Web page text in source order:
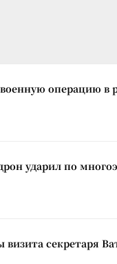
операцию в
ударил по
визита секретаря